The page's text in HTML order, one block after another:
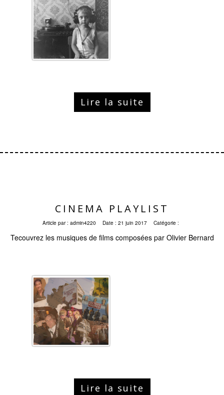
Lire la suite
CINEMA PLAYLIST
Article par : admin4220 Date : 21 juin 2017 Catégorie :
Tecouvrez les musiques de films composées par Olivier Bernard
Lire la suite